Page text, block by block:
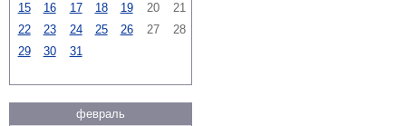
15
16 17 18 19 20
21
22
23 24 25 26 27
28
29
30 31
февраль